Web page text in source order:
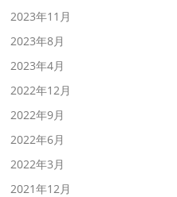
2023年11月
2023年8月
2023年4月
2022年12月
2022年9月
2022年6月
2022年3月
2021年12月